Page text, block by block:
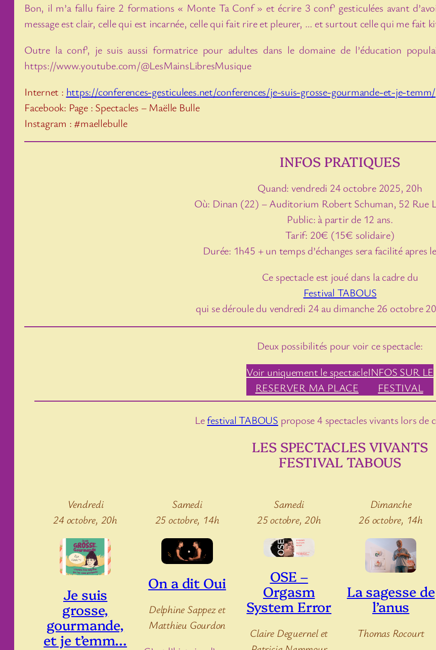
Bon, il m’a fallu faire 2 formations « Monte Ta Conf » et écrire 3 conf’ gesticulées avant
message est clair, celle qui est incarnée, celle qui fait rire et pleurer, … et surtout celle qui me fait
Outre la conf’, je suis aussi formatrice pour adultes dans le domaine de l’éducation
https://www.youtube.com/@LesMainsLibresMusique
Internet : https://conferences-gesticulees.net/conferences/je-suis-grosse-gourmande-et-je-temm/
Facebook: Page : Spectacles – Maëlle Bulle
Instagram : #maellebulle
INFOS PRATIQUES
Quand: vendredi 24 octobre 2025, 20h
Où: Dinan (22) – Auditorium Robert Schuman, 52 Rue
Public: à partir de 12 ans.
Tarif: 20€ (15€ solidaire)
Durée: 1h45 + un temps d’échanges sera facilité apres
Ce spectacle est joué dans la cadre du
Festival TABOUS
qui se déroule du vendredi 24 au dimanche 26 octobre
Deux possibilités pour voir ce spectacle:
Voir uniquement le spectacle
RESERVER MA PLACE
INFOS SUR LE
FESTIVAL
Lefestival TABOUS propose 4 spectacles vivants lors de
LES SPECTACLES VIVANTS
FESTIVAL TABOUS
Vendredi
24 octobre, 20h
Je suis
grosse,
gourmande,
et je t’emm…
Samedi
25 octobre, 14h
On a dit Oui
Delphine Sappez et
Matthieu Gourdon
Samedi
25 octobre, 20h
OSE –
Orgasm
System Error
Claire Deguernel et
Dimanche
26 octobre, 14h
La sagesse de
l’anus
Thomas Rocourt